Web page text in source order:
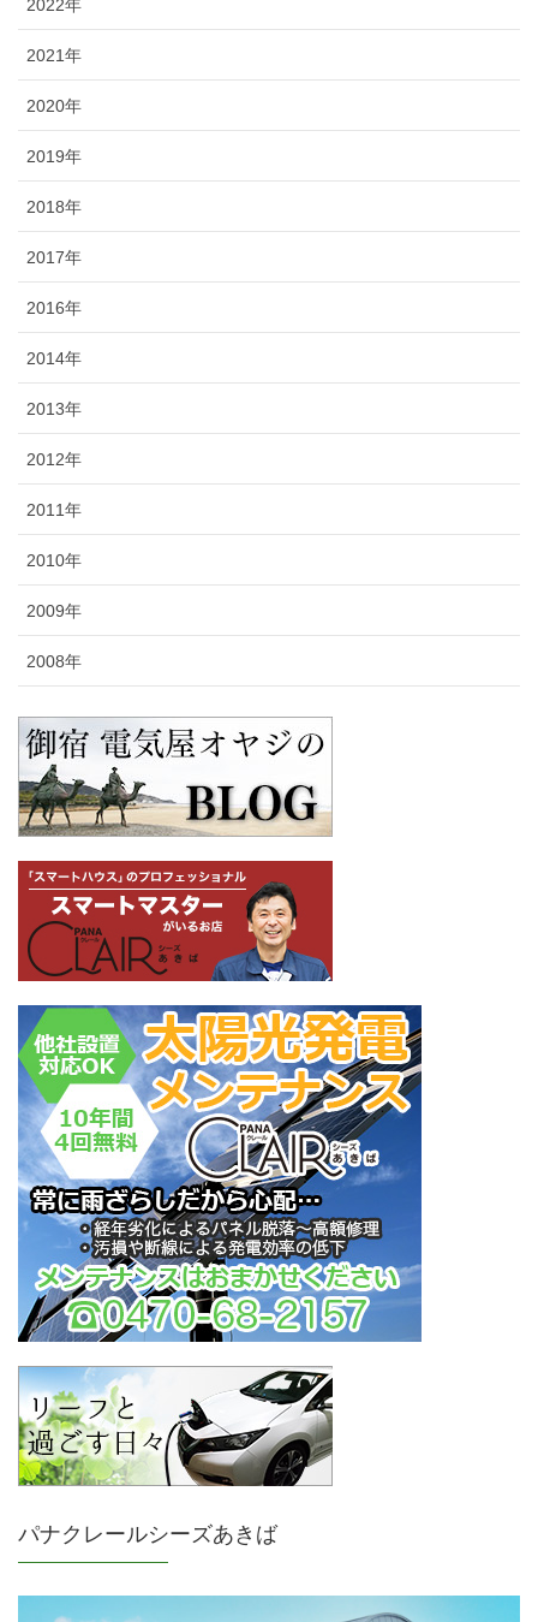
2022年
2021年
2020年
2019年
2018年
2017年
2016年
2014年
2013年
2012年
2011年
2010年
2009年
2008年
パナクレールシーズあきば